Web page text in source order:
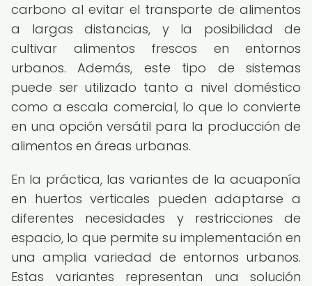
carbono al evitar el transporte de alimentos
a largas distancias, y la posibilidad de
cultivar alimentos frescos en entornos
urbanos. Además, este tipo de sistemas
puede ser utilizado tanto a nivel doméstico
como a escala comercial, lo que lo convierte
en una opción versátil para la producción de
alimentos en áreas urbanas.
En la práctica, las variantes de la acuaponía
en huertos verticales pueden adaptarse a
diferentes necesidades y restricciones de
espacio, lo que permite su implementación en
una amplia variedad de entornos urbanos.
Estas variantes representan una solución